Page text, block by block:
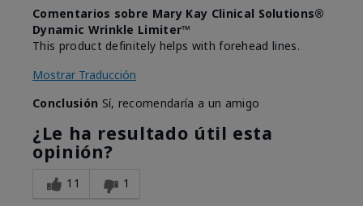
Comentarios sobre Mary Kay Clinical Solutions®
Dynamic Wrinkle Limiter™
This product definitely helps with forehead lines.
Mostrar Traducción
Conclusión Sí, recomendaría a un amigo
¿Le ha resultado útil esta
opinión?
11 1